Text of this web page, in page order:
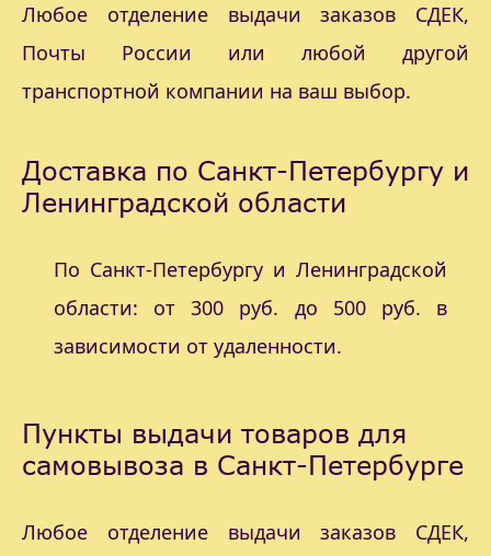
Любое отделение выдачи заказов СДЕК,
Почты России или любой другой
транспортной компании на ваш выбор.
Доставка по Санкт-Петербургу и
Ленинградской области
По Санкт-Петербургу и Ленинградской
области: от 300 руб. до 500 руб. в
зависимости от удаленности.
Пункты выдачи товаров для
самовывоза в Санкт-Петербурге
Любое отделение выдачи заказов СДЕК,